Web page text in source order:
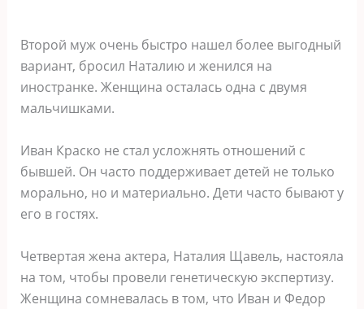
Второй муж очень быстро нашел более выгодный
вариант, бросил Наталию и женился на
иностранке. Женщина осталась одна с двумя
мальчишками.
Иван Краско не стал усложнять отношений с
бывшей. Он часто поддерживает детей не только
морально, но и материально. Дети часто бывают у
его в гостях.
Четвертая жена актера, Наталия Щавель, настояла
на том, чтобы провели генетическую экспертизу.
Женщина сомневалась в том, что Иван и Федор